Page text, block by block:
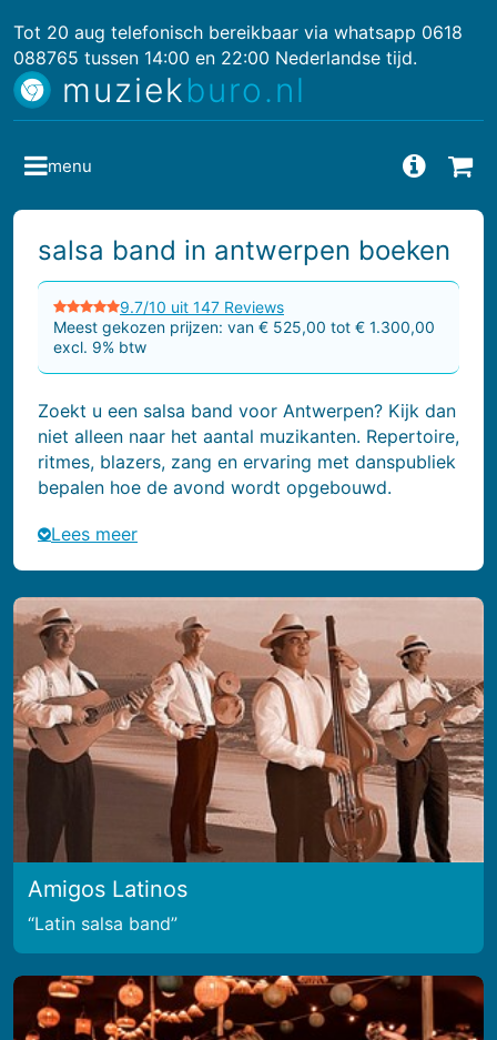
Tot 20 aug telefonisch bereikbaar via whatsapp 0618
088765 tussen 14:00 en 22:00 Nederlandse tijd.
muziekburo.nl
salsa band in antwerpen boeken
9.7/10 uit 147 Reviews
Meest gekozen prijzen: van € 525,00 tot € 1.300,00
excl. 9% btw
Zoekt u een salsa band voor Antwerpen? Kijk dan
niet alleen naar het aantal muzikanten. Repertoire,
ritmes, blazers, zang en ervaring met danspubliek
bepalen hoe de avond wordt opgebouwd.
Lees meer
Amigos Latinos
Latin salsa band
menu